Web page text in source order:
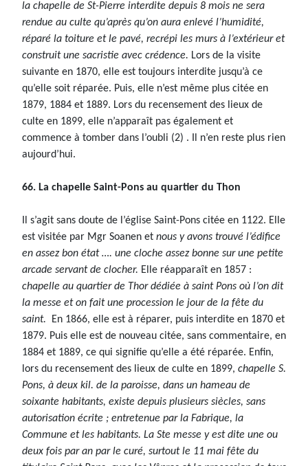
la chapelle de St-Pierre interdite depuis 8 mois ne sera
rendue au culte qu’après qu’on aura enlevé l’humidité,
réparé la toiture et le pavé, recrépi les murs à l’extérieur et
construit une sacristie avec crédence. Lors de la visite
suivante en 1870, elle est toujours interdite jusqu’à ce
qu’elle soit réparée. Puis, elle n’est même plus citée en
1879, 1884 et 1889. Lors du recensement des lieux de
culte en 1899, elle n’apparaît pas également et
commence à tomber dans l’oubli (2) . Il n’en reste plus rien
aujourd’hui.
66. La chapelle Saint-Pons au quartier du Thon
Il s’agit sans doute de l’église Saint-Pons citée en 1122. Elle
est visitée par Mgr Soanen et nous y avons trouvé l’édifice
en assez bon état …. une cloche assez bonne sur une petite
arcade servant de clocher. Elle réapparaît en 1857 :
chapelle au quartier de Thor dédiée à saint Pons où l’on dit
la messe et on fait une procession le jour de la fête du
saint. En 1866, elle est à réparer, puis interdite en 1870 et
1879. Puis elle est de nouveau citée, sans commentaire, en
1884 et 1889, ce qui signifie qu’elle a été réparée. Enfin,
lors du recensement des lieux de culte en 1899, chapelle S.
Pons, à deux kil. de la paroisse, dans un hameau de
soixante habitants, existe depuis plusieurs siècles, sans
autorisation écrite ; entretenue par la Fabrique, la
Commune et les habitants. La Ste messe y est dite une ou
deux fois par an par le curé, surtout le 11 mai fête du